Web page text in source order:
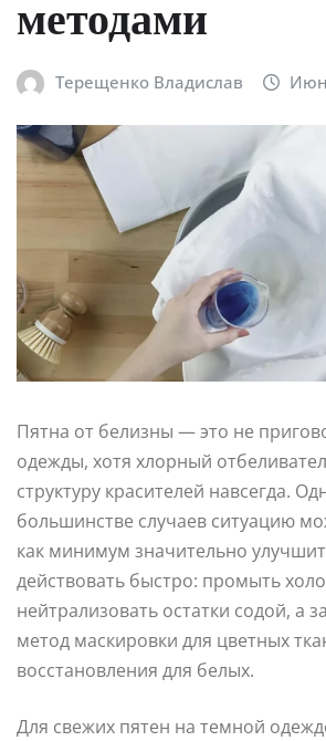
методами
Терещенко Владислав Июн
Пятна от белизны — это не
одежды, хотя хлорный
структуру красителей навсегда.
большинстве случаев ситуацию
как минимум значительно
действовать быстро: промыть
нейтрализовать остатки содой, а
метод маскировки для цветных
восстановления для белых.
Для свежих пятен на темной